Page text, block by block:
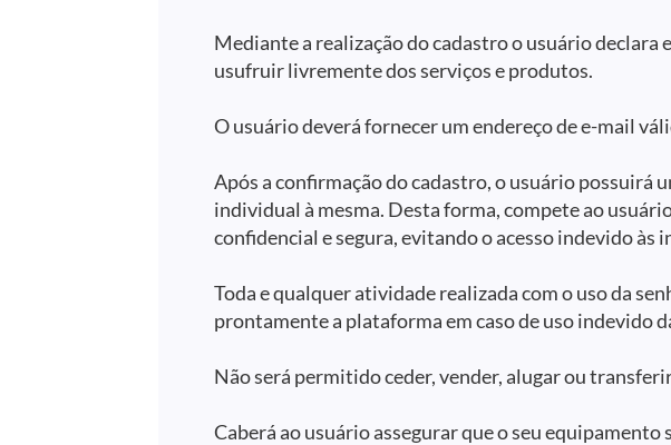
Mediante a realização do cadastro o usuário declara
usufruir livremente dos serviços e produtos.
O usuário deverá fornecer um endereço de e-mail
Após a confirmação do cadastro, o usuário possuirá
individual à mesma. Desta forma, compete ao
confidencial e segura, evitando o acesso indevido às
Toda e qualquer atividade realizada com o uso da
prontamente a plataforma em caso de uso indevido
Não será permitido ceder, vender, alugar ou
Caberá ao usuário assegurar que o seu